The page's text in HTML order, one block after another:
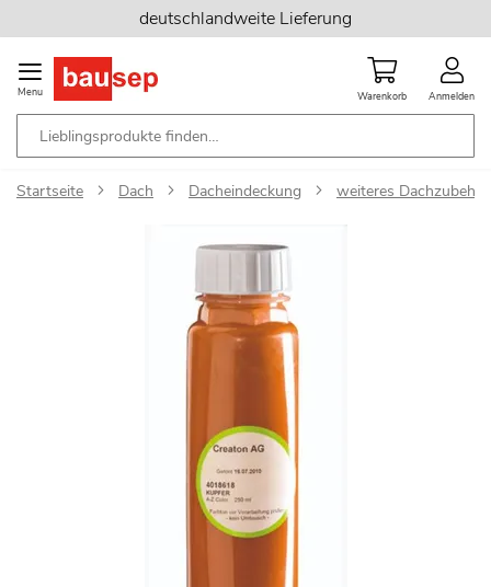
Inhalt
springen
deutschlandweite Lieferung
Menu Warenkorb Anmelden
Startseite Dach Dacheindeckung weiteres Dachzubehör